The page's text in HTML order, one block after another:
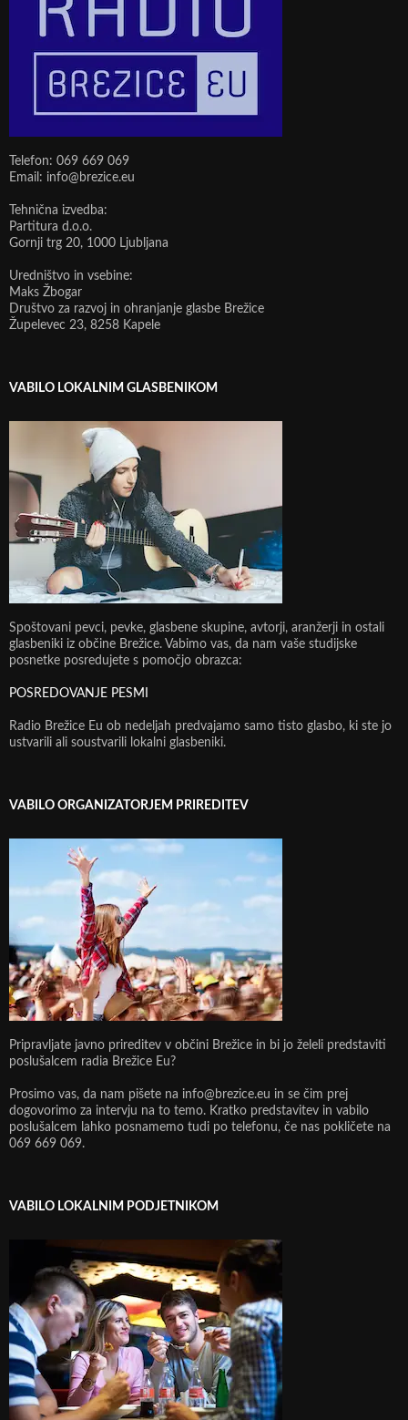
Telefon: 069 669 069
Email: info@brezice.eu
Tehnična izvedba:
Partitura d.o.o.
Gornji trg 20, 1000 Ljubljana
Uredništvo in vsebine:
Maks Žbogar
Društvo za razvoj in ohranjanje glasbe Brežice
Župelevec 23, 8258 Kapele
VABILO LOKALNIM GLASBENIKOM
Spoštovani pevci, pevke, glasbene skupine, avtorji, aranžerji in ostali
glasbeniki iz občine Brežice. Vabimo vas, da nam vaše studijske
posnetke posredujete s pomočjo obrazca:
POSREDOVANJE PESMI
Radio Brežice Eu ob nedeljah predvajamo samo tisto glasbo, ki ste jo
ustvarili ali soustvarili lokalni glasbeniki.
VABILO ORGANIZATORJEM PRIREDITEV
Pripravljate javno prireditev v občini Brežice in bi jo želeli predstaviti
poslušalcem radia Brežice Eu?
Prosimo vas, da nam pišete na info@brezice.eu in se čim prej
dogovorimo za intervju na to temo. Kratko predstavitev in vabilo
poslušalcem lahko posnamemo tudi po telefonu, če nas pokličete na
069 669 069.
VABILO LOKALNIM PODJETNIKOM